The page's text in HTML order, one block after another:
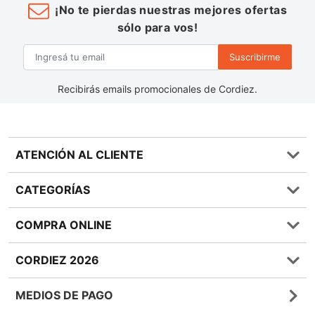
¡No te pierdas nuestras mejores ofertas
sólo para vos!
Suscribirme
Recibirás emails promocionales de Cordiez.
ATENCIÓN AL CLIENTE
Preguntas frecuentes
0810 555 1970
Términos y condiciones
Política de Devoluciones
Bases y Condiciones de Sorteos
CATEGORÍAS
Bebidas
Lácteos
COMPRA ONLINE
Métodos de entrega
Giftcards
CORDIEZ 2026
Quienes Somos
MEDIOS DE PAGO